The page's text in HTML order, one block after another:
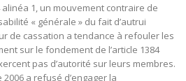
alinéa 1, un mouvement contraire de
« générale » du fait d’autrui
de cassation a tendance à refouler les
sur le fondement de l’article 1384
pas d’autorité sur leurs membres.
a refusé d’engager la